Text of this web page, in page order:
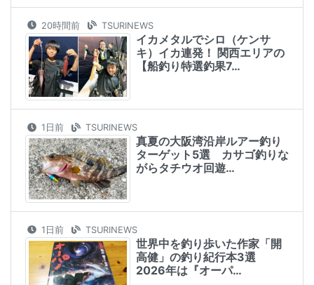
20時間前 TSURINEWS
イカメタルでシロ（ケンサ
キ）イカ連発！ 関西エリアの
【船釣り特選釣果7…
1日前 TSURINEWS
真夏の大阪湾沿岸ルアー釣り
ターゲット5選 カサゴ釣りな
がらタチウオ回遊…
1日前 TSURINEWS
世界中を釣り歩いた作家「開
高健」の釣り紀行本3選
2026年は『オーパ…